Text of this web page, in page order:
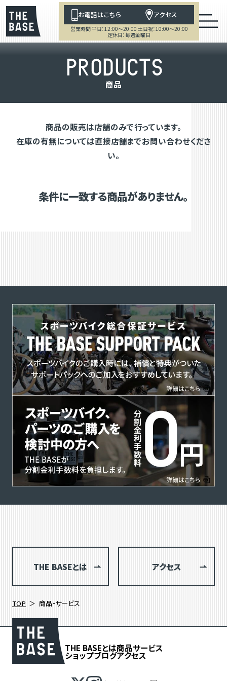
お電話はこちら アクセス
営業時間 平日：12:00～20:00 土日祝：10:00～20:00
定休日：毎週金曜日
PRODUCTS
商品
商品の販売は店舗のみで行っています。
在庫の有無については直接店舗までお問い合わせくださ
い。
条件に一致する商品がありません。
THE BASEとは アクセス
TOP 商品・サービス
THE BASEとは商品サービス
ショップブログアクセス